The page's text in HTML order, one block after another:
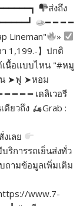
ส่งถึง
━ ━ ━ ━
Lineman"
»
1,199.-】ปกติ
เนื้อแบบไหน "#หมู
น ➤ฟู ➤หอม
━ ━ ━ เดลิเวอรี
ดียวถึง
Grab :
สั่งเลย
ริการรถเย็นส่งทั่ว
ถามข้อมูลเพิ่มเติม
www.7-